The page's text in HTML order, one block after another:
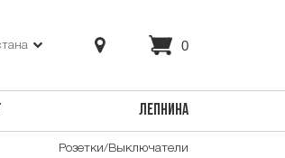
0
ЛЕПНИНА
Розетки/Выключатели